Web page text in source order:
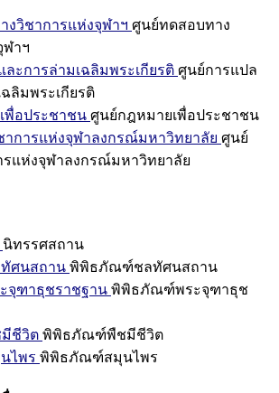
งวิชาการแห่งจุฬาฯ ศูนย์ทดสอบทาง
ฬาฯ
ะการล่ามเฉลิมพระเกียรติ ศูนย์การแปล
ลิมพระเกียรติ
พื่อประชาชน ศูนย์กฎหมายเพื่อประชาชน
าการแห่งจุฬาลงกรณ์มหาวิทยาลัย ศูนย์
รแห่งจุฬาลงกรณ์มหาวิทยาลัย
นิทรรศสถาน
ศนสถาน พิพิธภัณฑ์ชลทัศนสถาน
ฑาธุชราชฐาน พิพิธภัณฑ์พระจุฑาธุช
ชีวิต พิพิธภัณฑ์พืชมีชีวิต
ไพร พิพิธภัณฑ์สมุนไพร